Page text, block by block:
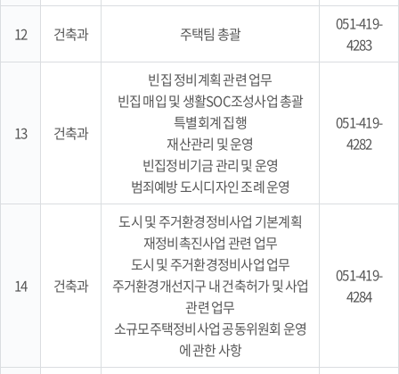
12 건축과 주택팀 총괄
051-419-
4283
13 건축과
빈집 정비계획 관련 업무
빈집 매입 및 생활SOC조성사업 총괄
특별회계 집행
재산관리 및 운영
빈집정비기금 관리 및 운영
범죄예방 도시디자인 조례 운영
051-419-
4282
14 건축과
도시 및 주거환경정비사업 기본계획
재정비촉진사업 관련 업무
도시 및 주거환경정비사업 업무
주거환경개선지구 내 건축허가 및 사업
관련 업무
소규모주택정비사업 공동위원회 운영
에 관한 사항
051-419-
4284